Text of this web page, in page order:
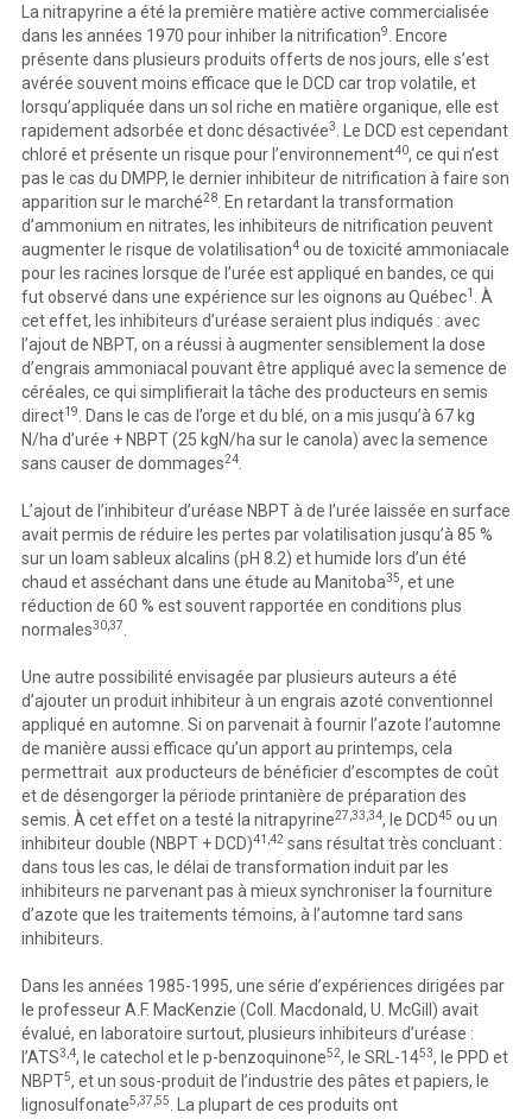
La nitrapyrine a été la première matière active commercialisée
dans les années 1970 pour inhiber la nitrification9
. Encore
présente dans plusieurs produits offerts de nos jours, elle s’est
avérée souvent moins efficace que le DCD car trop volatile, et
lorsqu’appliquée dans un sol riche en matière organique, elle est
rapidement adsorbée et donc désactivée3
. Le DCD est cependant
chloré et présente un risque pour l’environnement40, ce qui n’est
pas le cas du DMPP, le dernier inhibiteur de nitrification à faire son
apparition sur le marché28
. En retardant la transformation
d’ammonium en nitrates, les inhibiteurs de nitrification peuvent
augmenter le risque de volatilisation4 ou de toxicité ammoniacale
pour les racines lorsque de l’urée est appliqué en bandes, ce qui
fut observé dans une expérience sur les oignons au Québec1
. À
cet effet, les inhibiteurs d’uréase seraient plus indiqués : avec
l’ajout de NBPT, on a réussi à augmenter sensiblement la dose
d’engrais ammoniacal pouvant être appliqué avec la semence de
céréales, ce qui simplifierait la tâche des producteurs en semis
direct19
. Dans le cas de l’orge et du blé, on a mis jusqu’à 67 kg
N/ha d’urée + NBPT (25 kgN/ha sur le canola) avec la semence
sans causer de dommages24
L’ajout de l’inhibiteur d’uréase NBPT à de l’urée laissée en surface
avait permis de réduire les pertes par volatilisation jusqu’à 85 %
sur un loam sableux alcalins (pH 8.2) et humide lors d’un été
chaud et asséchant dans une étude au Manitoba35, et une
réduction de 60 % est souvent rapportée en conditions plus
normales30,37
Une autre possibilité envisagée par plusieurs auteurs a été
d’ajouter un produit inhibiteur à un engrais azoté conventionnel
appliqué en automne. Si on parvenait à fournir l’azote l’automne
de manière aussi efficace qu’un apport au printemps, cela
permettrait aux producteurs de bénéficier d’escomptes de coût
et de désengorger la période printanière de préparation des
semis. À cet effet on a testé la nitrapyrine27,33,34, le DCD45 ou un
inhibiteur double (NBPT + DCD)41,42 sans résultat très concluant :
dans tous les cas, le délai de transformation induit par les
inhibiteurs ne parvenant pas à mieux synchroniser la fourniture
d’azote que les traitements témoins, à l’automne tard sans
inhibiteurs.
Dans les années 1985-1995, une série d’expériences dirigées par
le professeur A.F. MacKenzie (Coll. Macdonald, U. McGill) avait
évalué, en laboratoire surtout, plusieurs inhibiteurs d’uréase :
l’ATS3,4, le catechol et le p-benzoquinone52, le SRL-1453, le PPD et
NBPT5, et un sous-produit de l’industrie des pâtes et papiers, le
lignosulfonate5,37,55
. La plupart de ces produits ont